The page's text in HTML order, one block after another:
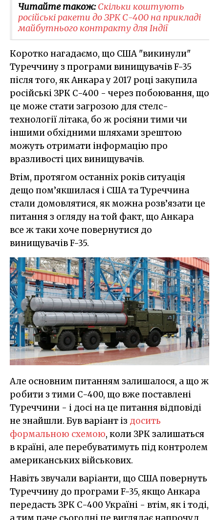
Читайте також:Скільки коштують
російські ракети до ЗРК С-400 на прикладі
майбутнього контракту для Індії
Коротко нагадаємо, що США "викинули"
Туреччину з програми винищувачів F-35
після того, як Анкара у 2017 році закупила
російські ЗРК С-400 - через побоювання, що
це може стати загрозою для стелс-
технології літака, бо ж росіяни тими чи
іншими обхідними шляхами зрештою
можуть отримати інформацію про
вразливості цих винищувачів.
Втім, протягом останніх років ситуація
дещо пом’якшилася і США та Туреччина
стали домовлятися, як можна розв’язати це
питання з огляду на той факт, що Анкара
все ж таки хоче повернутися до
винищувачів F-35.
Але основним питанням залишалося, а що ж
робити з тими С-400, що вже поставлені
Туреччини - і досі на це питання відповіді
не знайшли. Був варіант із досить
формальною схемою, коли ЗРК залишаться
в країні, але перебуватимуть під контролем
американських військових.
Навіть звучали варіанти, що США повернуть
Туреччину до програми F-35, якщо Анкара
передасть ЗРК С-400 Україні - втім, як і тоді,